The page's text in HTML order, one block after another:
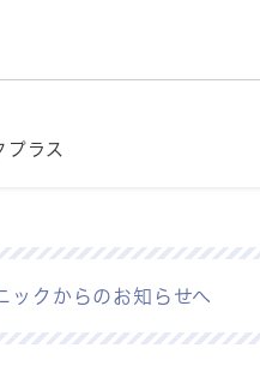
プラス
ックからのお知らせへ